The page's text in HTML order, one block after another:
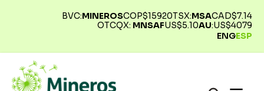
BVC:MINEROSCOP$15920TSX:MSACAD$7.14
OTCQX: MNSAFUS$5.10AU:US$4079
ENGESP